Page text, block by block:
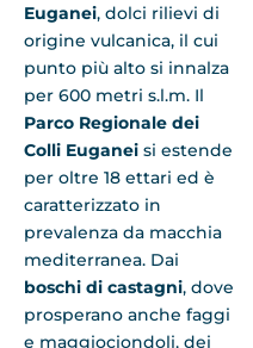
Euganei, dolci rilievi di
origine vulcanica, il cui
punto più alto si innalza
per 600 metri s.l.m. Il
Parco Regionale dei
Colli Euganei si estende
per oltre 18 ettari ed è
caratterizzato in
prevalenza da macchia
mediterranea. Dai
boschi di castagni, dove
prosperano anche faggi
e maggiociondoli, dei